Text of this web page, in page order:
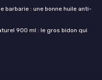
barbarie : une bonne huile anti-
900 ml : le gros bidon qui